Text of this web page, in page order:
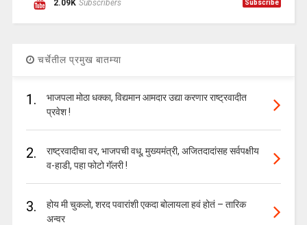
2.09K Subscribers Subscribe
चर्चेतील प्रमुख बातम्या
1.
भाजपला मोठा धक्का, विद्यमान आमदार उद्या करणार राष्ट्रवादीत
प्रवेश !
2.
राष्ट्रवादीचा वर, भाजपची वधू, मुख्यमंत्री, अजितदादांसह सर्वपक्षीय
व-हाडी, पहा फोटो गॅलरी !
3.
होय मी चुकलो, शरद पवारांशी एकदा बोलायला हवं होतं – तारिक
अन्वर